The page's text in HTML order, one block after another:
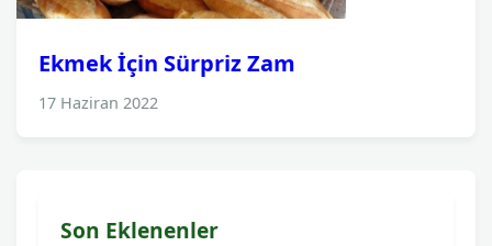
Ekmek İçin Sürpriz Zam
17 Haziran 2022
Son Eklenenler